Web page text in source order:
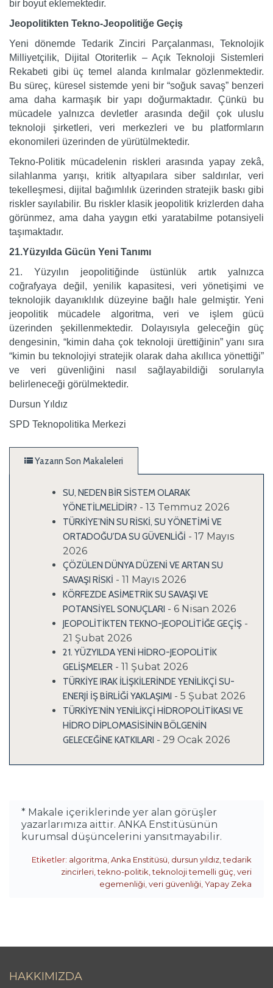
bir boyut eklemektedir.
Jeopolitikten Tekno-Jeopolitiğe Geçiş
Yeni dönemde Tedarik Zinciri Parçalanması, Teknolojik
Milliyetçilik, Dijital Otoriterlik – Açık Teknoloji Sistemleri
Rekabeti gibi üç temel alanda kırılmalar gözlenmektedir.
Bu süreç, küresel sistemde yeni bir “soğuk savaş” benzeri
ama daha karmaşık bir yapı doğurmaktadır. Çünkü bu
mücadele yalnızca devletler arasında değil çok uluslu
teknoloji şirketleri, veri merkezleri ve bu platformların
ekonomileri üzerinden de yürütülmektedir.
Tekno-Politik mücadelenin riskleri arasında yapay zekâ,
silahlanma yarışı, kritik altyapılara siber saldırılar, veri
tekelleşmesi, dijital bağımlılık üzerinden stratejik baskı gibi
riskler sayılabilir. Bu riskler klasik jeopolitik krizlerden daha
görünmez, ama daha yaygın etki yaratabilme potansiyeli
taşımaktadır.
21.Yüzyılda Gücün Yeni Tanımı
21. Yüzyılın jeopolitiğinde üstünlük artık yalnızca
coğrafyaya değil, yenilik kapasitesi, veri yönetişimi ve
teknolojik dayanıklılık düzeyine bağlı hale gelmiştir. Yeni
jeopolitik mücadele algoritma, veri ve işlem gücü
üzerinden şekillenmektedir. Dolayısıyla geleceğin güç
dengesinin, “kimin daha çok teknoloji ürettiğinin” yanı sıra
“kimin bu teknolojiyi stratejik olarak daha akıllıca yönettiği”
ve veri güvenliğini nasıl sağlayabildiği sorularıyla
belirleneceği görülmektedir.
Dursun Yıldız
SPD Teknopolitika Merkezi
Yazarın Son Makaleleri
SU, NEDEN BİR SİSTEM OLARAK
YÖNETİLMELİDİR? - 13 Temmuz 2026
TÜRKİYE’NİN SU RİSKİ, SU YÖNETİMİ VE
ORTADOĞU’DA SU GÜVENLİĞİ - 17 Mayıs
2026
ÇÖZÜLEN DÜNYA DÜZENİ VE ARTAN SU
SAVAŞI RİSKİ - 11 Mayıs 2026
KÖRFEZDE ASİMETRİK SU SAVAŞI VE
POTANSİYEL SONUÇLARI - 6 Nisan 2026
JEOPOLİTİKTEN TEKNO-JEOPOLİTİĞE GEÇİŞ -
21 Şubat 2026
21. YÜZYILDA YENİ HİDRO-JEOPOLİTİK
GELİŞMELER - 11 Şubat 2026
TÜRKİYE IRAK İLİŞKİLERİNDE YENİLİKÇİ SU-
ENERJİ İŞ BİRLİĞİ YAKLAŞIMI - 5 Şubat 2026
TÜRKİYE’NİN YENİLİKÇİ HİDROPOLİTİKASI VE
HİDRO DİPLOMASİSİNİN BÖLGENİN
GELECEĞİNE KATKILARI - 29 Ocak 2026
* Makale içeriklerinde yer alan görüşler
yazarlarımıza aittir. ANKA Enstitüsünün
kurumsal düşüncelerini yansıtmayabilir.
Etiketler: algoritma Anka Enstitüsü dursun yıldız ,tedarik
zincirleri ,tekno-politik ,teknoloji temelli güç veri
egemenliği veri güvenliği Yapay Zeka
HAKKIMIZDA